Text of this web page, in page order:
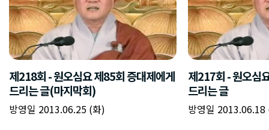
제218회 - 원오심요 제85회 증대제에게
드리는 글(마지막회)
방영일 2013.06.25 (화)
제217회 - 원오심
드리는 글
방영일 2013.06.18